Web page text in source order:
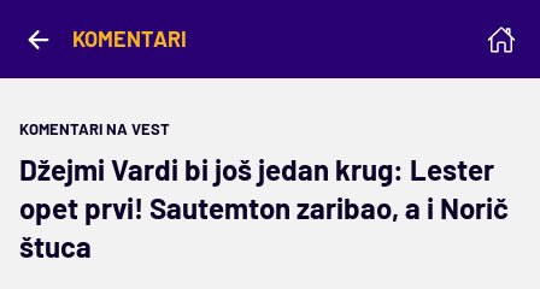
KOMENTARI
KOMENTARI NA VEST
Džejmi Vardi bi još jedan krug: Lester
opet prvi! Sautemton zaribao, a i Norič
štuca